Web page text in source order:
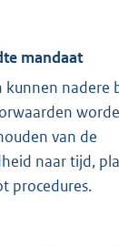
mandaat
kunnen nadere
van de
naar tijd,
procedures.